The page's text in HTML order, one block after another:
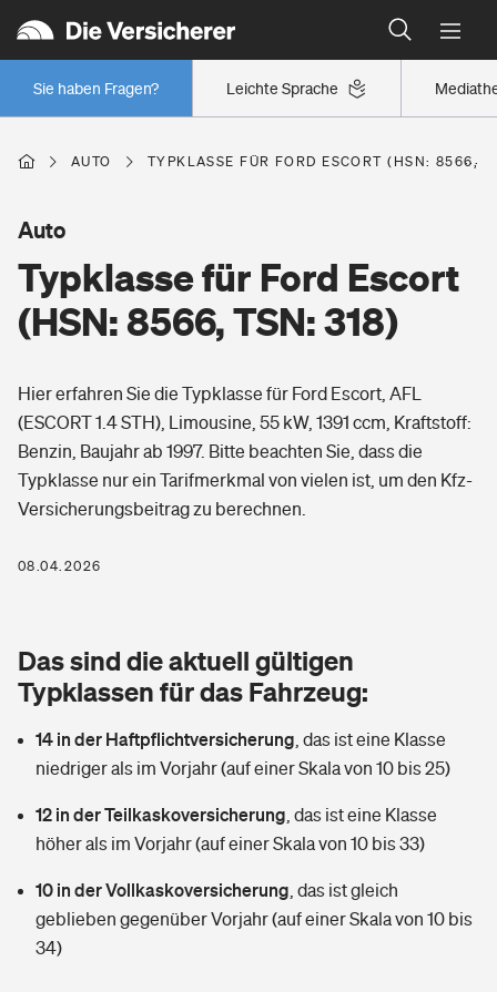
Leichte Sprache
Sie haben Fragen?
Wer versichert was: Jetzt Versicherer finden
Regionalklassen: So ist Ihre Region eingestuft
Wer versichert was: Jetzt Versicherer finden
Berufsunfähigkeitsversicherung
Erwerbsunfähigkeitsversicherung
Grundfähigkeitsversicherung
Arbeitsrechtsschutz
Berufshaftpflichtversicherung
Zur Übersicht
Tools
Wer versichert was: Jetzt Versicherer finden
Sie haben Fragen?
Wohnen
Elementarversicherung
Glasversicherung
Mietkautionsversicherung
Restkreditversicherung
Zur Übersicht
Freizeit
Pri­vate Haft­pflicht­
Kinderunfall­ver­si­che­rung
Kinderinvalidität
Reiseversicherung
Pferdehalter-Haftpflicht
Gesundheit
Private Krankenversicherung
Dread-Disease-Versicherung
Tierkrankenversicherung
Wer versichert was: Jetzt Versicherer finden
AUTO TYPKLASSE FÜR FORD ESCORT (HSN: 8566,
Typklasse für Ford Escort
(HSN: 8566, TSN: 318)
Auto
Hier erfahren Sie die Typklasse für Ford Escort, AFL
(ESCORT 1.4 STH), Limousine, 55 kW, 1391 ccm, Kraftstoff:
Benzin, Baujahr ab 1997. Bitte beachten Sie, dass die
Typklasse nur ein Tarifmerkmal von vielen ist, um den Kfz-
Versicherungsbeitrag zu berechnen.
08.04.2026
Das sind die aktuell gültigen
Typklassen für das Fahrzeug:
14 in der Haftpflichtversicherung das ist eine Klasse
niedriger als im Vorjahr (auf einer Skala von 10 bis 25)
12 in der Teilkaskoversicherung das ist eine Klasse
höher als im Vorjahr (auf einer Skala von 10 bis 33)
10 in der Vollkaskoversicherung das ist gleich
geblieben gegenüber Vorjahr (auf einer Skala von 10 bis
34)